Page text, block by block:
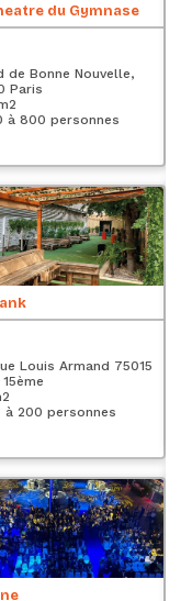
du Gymnase
de Bonne Nouvelle,
Paris
à 800 personnes
Louis Armand 75015
à 200 personnes